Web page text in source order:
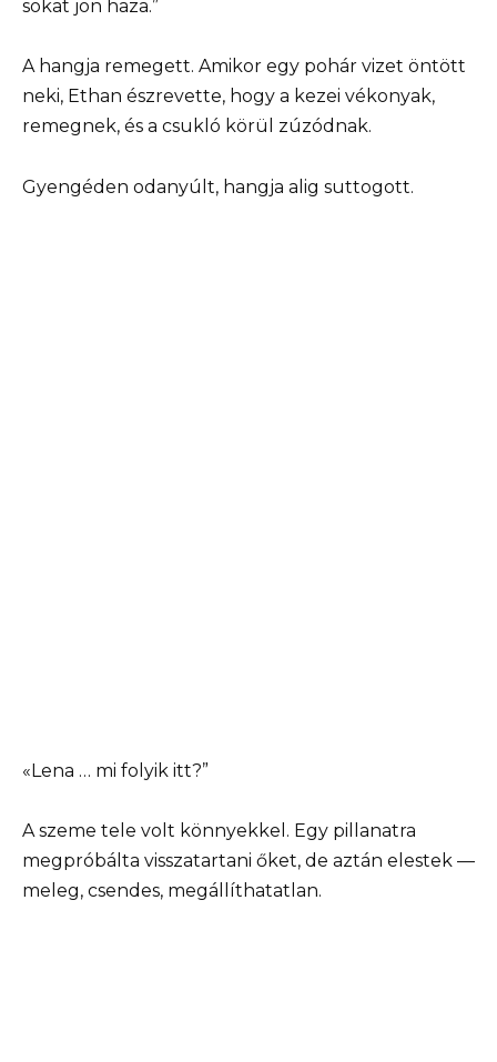
sokat jön haza.”
A hangja remegett. Amikor egy pohár vizet öntött
neki, Ethan észrevette, hogy a kezei vékonyak,
remegnek, és a csukló körül zúzódnak.
Gyengéden odanyúlt, hangja alig suttogott.
«Lena … mi folyik itt?”
A szeme tele volt könnyekkel. Egy pillanatra
megpróbálta visszatartani őket, de aztán elestek —
meleg, csendes, megállíthatatlan.